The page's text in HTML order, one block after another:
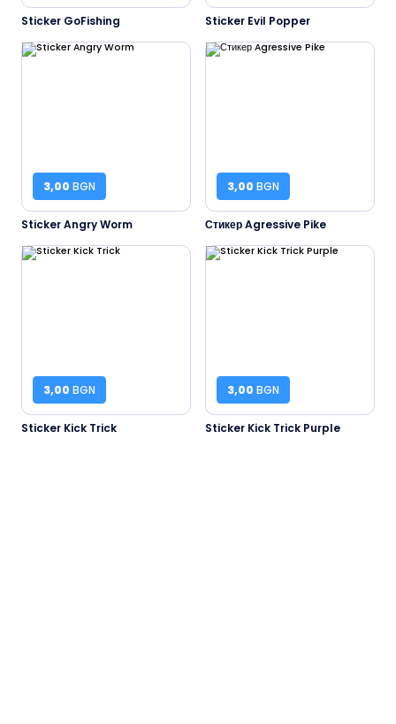
Sticker GoFishing Sticker Evil Popper
3,00 BGN
Sticker Angry Worm
3,00 BGN
Стикер Agressive Pike
3,00 BGN
Sticker Kick Trick
3,00 BGN
Sticker Kick Trick Purple